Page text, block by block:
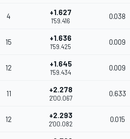
4 +1.627
1'59.416
0.038
15 +1.636
1'59.425
0.009
12 +1.645
1'59.434
0.009
11 +2.278
2'00.067
0.633
12 +2.293
2'00.082
0.015